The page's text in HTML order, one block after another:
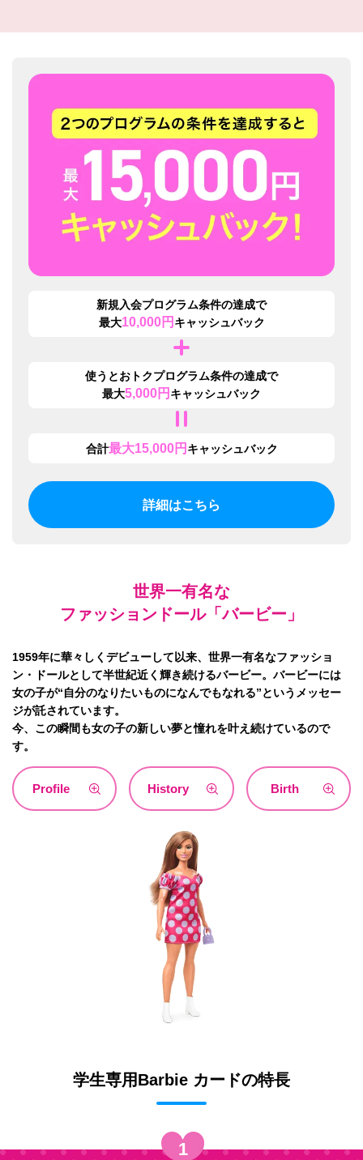
新規入会プログラム条件の達成で
最大10,000円 キャッシュバック
使うとおトクプログラム条件の達成で
最大5,000円 キャッシュバック
合計最大15,000円 キャッシュバック
詳細はこちら
世界一有名な
ファッションドール「バービー」
1959年に華々しくデビューして以来、世界一有名なファッショ
ン・ドールとして半世紀近く輝き続けるバービー。バービーには
女の子が“自分のなりたいものになんでもなれる”というメッセー
ジが託されています。
今、この瞬間も女の子の新しい夢と憧れを叶え続けているので
す。
Profile History Birth
学生専用Barbie カードの特長
1